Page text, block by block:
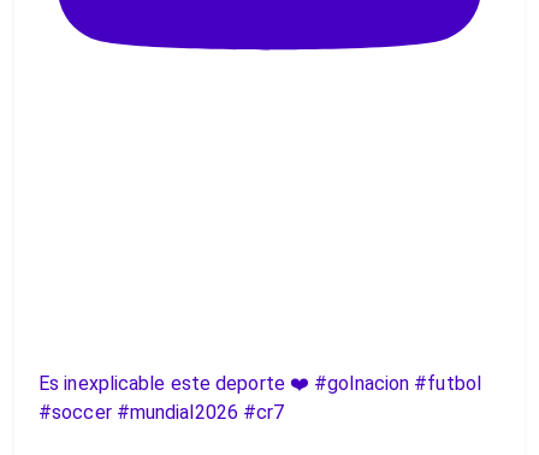
Es inexplicable este deporte ❤️ #golnacion #futbol
#soccer #mundial2026 #cr7